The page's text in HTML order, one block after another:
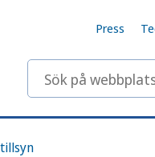
Press
Sök på webbplatsen